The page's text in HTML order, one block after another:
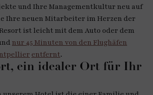
und Ihre Managementkultur neu auf
Ihre neuen Mitarbeiter im Herzen der
ist leicht mit dem Auto oder dem
nur 45 Minuten von den Flughäfen
entfernt.
ein idealer Ort für Ihr